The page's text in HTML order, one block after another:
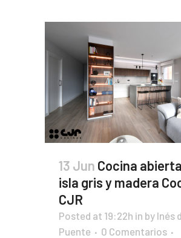
13 Jun Cocina
isla gris y madera
CJR
Posted at 19:22h in by Inés
Puente
0 Comentarios